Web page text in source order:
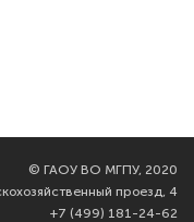
© ГАОУ ВО МГПУ, 2020
проезд, 4
+7 (499) 181-24-62